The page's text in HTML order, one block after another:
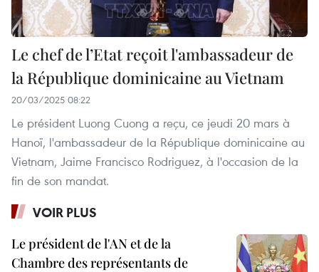
Le chef de l’Etat reçoit l'ambassadeur de
la République dominicaine au Vietnam
20/03/2025 08:22
Le président Luong Cuong a reçu, ce jeudi 20 mars à
Hanoï, l'ambassadeur de la République dominicaine au
Vietnam, Jaime Francisco Rodriguez, à l'occasion de la
fin de son mandat.
VOIR PLUS
Le président de l'AN et de la
Chambre des représentants de